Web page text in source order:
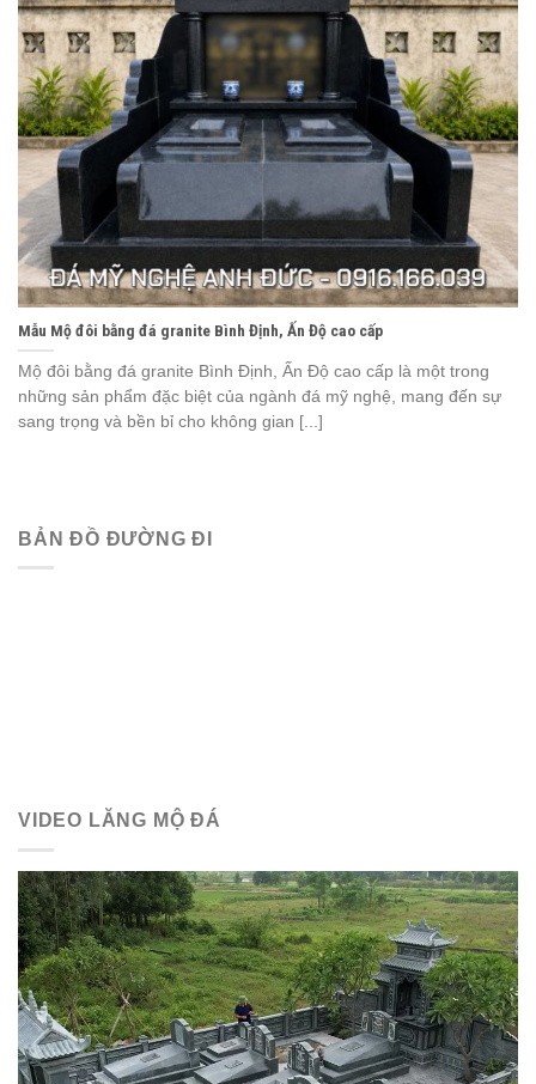
Mẫu Mộ đôi bằng đá granite Bình Định, Ấn Độ cao cấp
Mộ đôi bằng đá granite Bình Định, Ấn Độ cao cấp là một trong
những sản phẩm đặc biệt của ngành đá mỹ nghệ, mang đến sự
sang trọng và bền bỉ cho không gian [...]
BẢN ĐỒ ĐƯỜNG ĐI
VIDEO LĂNG MỘ ĐÁ